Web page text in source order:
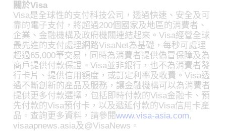
關於Visa
Visa是全球性的支付科技公司，透過快速、安全及可
靠的電子支付，將超過200個國家及地區的消費者、
企業、金融機構及政府機關連結起來。Visa經營全球
最先進的支付處理網路VisaNet為基礎，每秒可處理
超過65,000筆交易，同時為消費者提供偽冒保障及為
商戶提供付款保證。Visa並非銀行，也不為消費者發
行卡片、提供信用額度，或訂定利率及收費。Visa透
過不斷創新的產品及服務，讓金融機構可以為消費者
提供更多付款選擇，包括即時付款的Visa金融卡、預
先付款的Visa預付卡，以及遞延付款的Visa信用卡產
品。查詢更多資料，請參閱www.visa-asia.com,
visaapnews.asia及@VisaNews。